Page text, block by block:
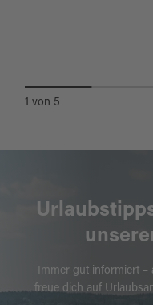
1 von 5
Immer gut informiert –
freue dich auf